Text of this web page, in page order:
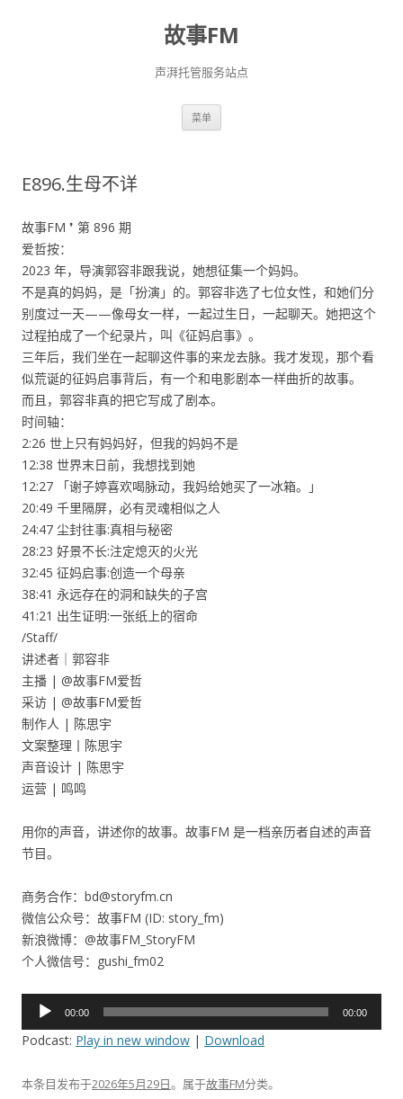
故事FM
声湃托管服务站点
菜单
E896.生母不详
故事FM ❜ 第 896 期
爱哲按：
2023 年，导演郭容非跟我说，她想征集一个妈妈。
不是真的妈妈，是「扮演」的。郭容非选了七位女性，和她们分
别度过一天——像母女一样，一起过生日，一起聊天。她把这个
过程拍成了一个纪录片，叫《征妈启事》。
三年后，我们坐在一起聊这件事的来龙去脉。我才发现，那个看
似荒诞的征妈启事背后，有一个和电影剧本一样曲折的故事。
而且，郭容非真的把它写成了剧本。
时间轴：
2:26 世上只有妈妈好，但我的妈妈不是
12:38 世界末日前，我想找到她
12:27 「谢子婷喜欢喝脉动，我妈给她买了一冰箱。」
20:49 千里隔屏，必有灵魂相似之人
24:47 尘封往事:真相与秘密
28:23 好景不长:注定熄灭的火光
32:45 征妈启事:创造一个母亲
38:41 永远存在的洞和缺失的子宫
41:21 出生证明:一张纸上的宿命
/Staff/
讲述者｜郭容非
主播 | @故事FM爱哲
采访 | @故事FM爱哲
制作人 | 陈思宇
文案整理丨陈思宇
声音设计 | 陈思宇
运营 | 鸣鸣
用你的声音，讲述你的故事。故事FM 是一档亲历者自述的声音
节目。
商务合作：bd@storyfm.cn
微信公众号：故事FM (ID: story_fm)
新浪微博：@故事FM_StoryFM
个人微信号：gushi_fm02
播
器
00:00 00:00
Podcast: Play in new window | Download
本条目发布于2026年5月29日。属于故事FM分类。